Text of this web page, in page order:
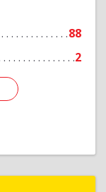
88
2
Подробнее